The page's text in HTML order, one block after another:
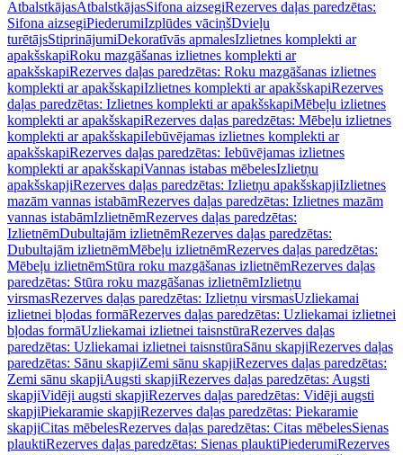
AtbalstkājasAtbalstkājasSifona aizsegiRezerves daļas paredzētas:
Sifona aizsegiPiederumiIzplūdes vāciņšDvieļu
turētājsStiprinājumiDekoratīvās apmalesIzlietnes komplekti ar
apakšskapiRoku mazgāšanas izlietnes komplekti ar
apakšskapiRezerves daļas paredzētas: Roku mazgāšanas izlietnes
komplekti ar apakšskapiIzlietnes komplekti ar apakšskapiRezerves
daļas paredzētas: Izlietnes komplekti ar apakšskapiMēbeļu izlietnes
komplekti ar apakšskapiRezerves daļas paredzētas: Mēbeļu izlietnes
komplekti ar apakšskapiIebūvējamas izlietnes komplekti ar
apakšskapiRezerves daļas paredzētas: Iebūvējamas izlietnes
komplekti ar apakšskapiVannas istabas mēbelesIzlietņu
apakšskapjiRezerves daļas paredzētas: Izlietņu apakšskapjiIzlietnes
mazām vannas istabāmRezerves daļas paredzētas: Izlietnes mazām
vannas istabāmIzlietnēmRezerves daļas paredzētas:
IzlietnēmDubultajām izlietnēmRezerves daļas paredzētas:
Dubultajām izlietnēmMēbeļu izlietnēmRezerves daļas paredzētas:
Mēbeļu izlietnēmStūra roku mazgāšanas izlietnēmRezerves daļas
paredzētas: Stūra roku mazgāšanas izlietnēmIzlietņu
virsmasRezerves daļas paredzētas: Izlietņu virsmasUzliekamai
izlietnei bļodas formāRezerves daļas paredzētas: Uzliekamai izlietnei
bļodas formāUzliekamai izlietnei taisnstūraRezerves daļas
paredzētas: Uzliekamai izlietnei taisnstūraSānu skapjiRezerves daļas
paredzētas: Sānu skapjiZemi sānu skapjiRezerves daļas paredzētas:
Zemi sānu skapjiAugsti skapjiRezerves daļas paredzētas: Augsti
skapjiVidēji augsti skapjiRezerves daļas paredzētas: Vidēji augsti
skapjiPiekaramie skapjiRezerves daļas paredzētas: Piekaramie
skapjiCitas mēbelesRezerves daļas paredzētas: Citas mēbelesSienas
plauktiRezerves daļas paredzētas: Sienas plauktiPiederumiRezerves